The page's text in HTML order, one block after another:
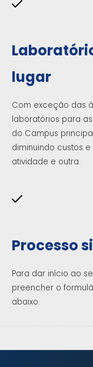
lugar
Com exceção das
laboratórios para
do Campus
diminuindo custos
atividade e outra.
Processo
Para dar início ao
preencher o
abaixo.